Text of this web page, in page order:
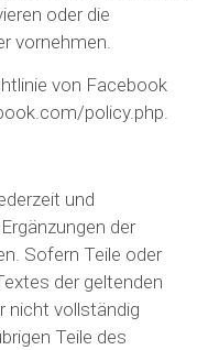
oder die
vornehmen.
von Facebook
policy.php.
und
der
Sofern Teile oder
der geltenden
nicht vollständig
Teile des